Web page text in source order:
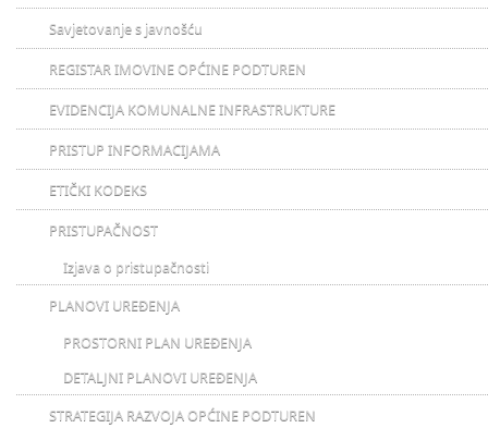
Savjetovanje s javnošću
REGISTAR IMOVINE OPĆINE PODTUREN
EVIDENCIJA KOMUNALNE INFRASTRUKTURE
PRISTUP INFORMACIJAMA
ETIČKI KODEKS
PRISTUPAČNOST
Izjava o pristupačnosti
PLANOVI UREĐENJA
PROSTORNI PLAN UREĐENJA
DETALJNI PLANOVI UREĐENJA
STRATEGIJA RAZVOJA OPĆINE PODTUREN